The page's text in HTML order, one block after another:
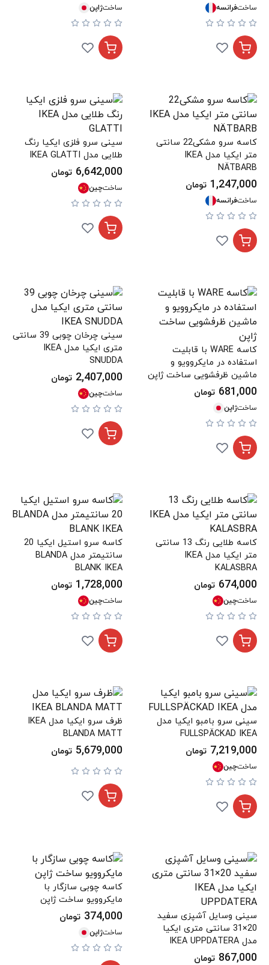
ساختفرانسه ساختژاپن
کاسه سرو مشکی22 سانتی
متر ایکیا مدل IKEA
NÄTBARB
1,247,000 تومان
ساختفرانسه
سینی سرو فلزی ایکیا رنگ
طلایی مدل IKEA GLATTI
6,642,000 تومان
ساختچین
کاسه WARE با قابلیت
استفاده در مایکروویو و
ماشین ظرفشویی ساخت ژاپن
681,000 تومان
ساختژاپن
سینی چرخان چوبی 39 سانتی
متری ایکیا مدل IKEA
SNUDDA
2,407,000 تومان
ساختچین
کاسه طلایی رنگ 13 سانتی
متر ایکیا مدل IKEA
KALASBRA
674,000 تومان
ساختچین
کاسه سرو استیل ایکیا 20
سانتیمتر مدل BLANDA
BLANK IKEA
1,728,000 تومان
ساختچین
سینی سرو بامبو ایکیا مدل
FULLSPÄCKAD IKEA
7,219,000 تومان
ساختچین
ظرف سرو ایکیا مدل IKEA
BLANDA MATT
5,679,000 تومان
سینی وسایل آشپزی سفید
20×31 سانتی متری ایکیا
مدل IKEA UPPDATERA
867,000 تومان
کاسه چوبی سازگار با
مایکروویو ساخت ژاپن
374,000 تومان
ساختژاپن